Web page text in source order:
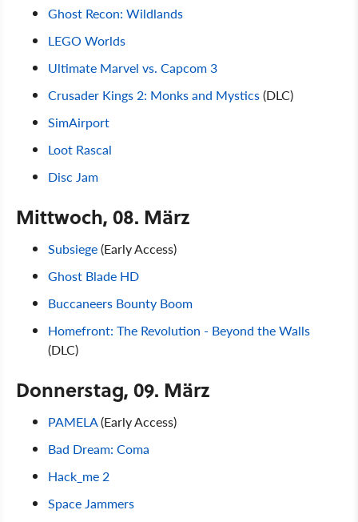
Ghost Recon: Wildlands
LEGO Worlds
Ultimate Marvel vs. Capcom 3
Crusader Kings 2: Monks and Mystics(DLC)
SimAirport
Loot Rascal
Disc Jam
Mittwoch, 08. März
Subsiege(Early Access)
Ghost Blade HD
Buccaneers Bounty Boom
Homefront: The Revolution - Beyond the Walls
(DLC)
Donnerstag, 09. März
PAMELA(Early Access)
Bad Dream: Coma
Hack_me 2
Space Jammers